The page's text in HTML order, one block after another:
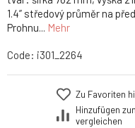
1.4” středový průměr na
Prohnu... Mehr
Code: i301_2264
Zu Favoriten
Hinzufügen
vergleichen